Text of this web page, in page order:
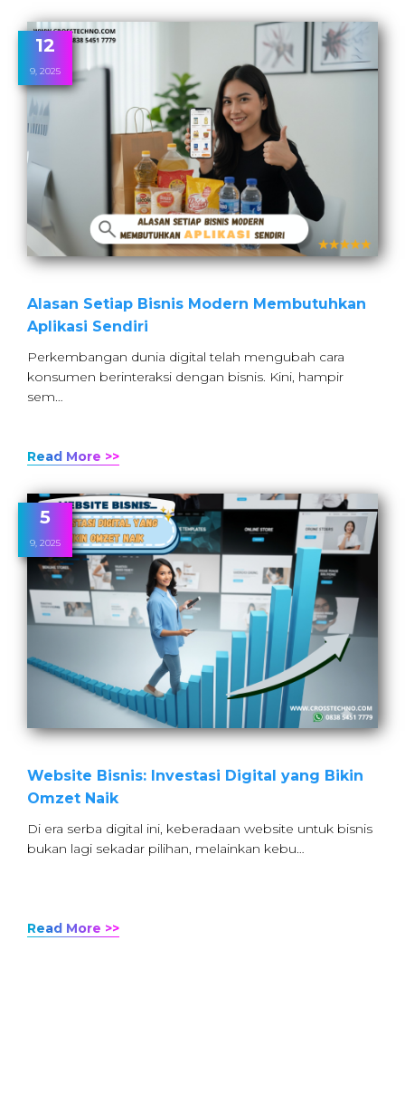
12
9, 2025
Alasan Setiap Bisnis Modern Membutuhkan
Aplikasi Sendiri
Perkembangan dunia digital telah mengubah cara
konsumen berinteraksi dengan bisnis. Kini, hampir
sem…
Read More >>
5
9, 2025
Website Bisnis: Investasi Digital yang Bikin
Omzet Naik
Di era serba digital ini, keberadaan website untuk bisnis
bukan lagi sekadar pilihan, melainkan kebu…
Read More >>